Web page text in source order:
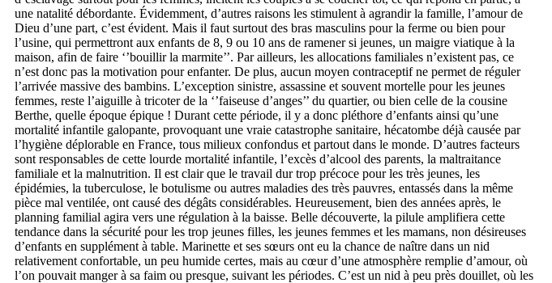
une natalité débordante. Évidemment, d’autres raisons les stimulent à agrandir la famille, l’amour de
Dieu d’une part, c’est évident. Mais il faut surtout des bras masculins pour la ferme ou bien pour
l’usine, qui permettront aux enfants de 8, 9 ou 10 ans de ramener si jeunes, un maigre viatique à la
maison, afin de faire ‘’bouillir la marmite’’. Par ailleurs, les allocations familiales n’existent pas, ce
n’est donc pas la motivation pour enfanter. De plus, aucun moyen contraceptif ne permet de réguler
l’arrivée massive des bambins. L’exception sinistre, assassine et souvent mortelle pour les jeunes
femmes, reste l’aiguille à tricoter de la ‘’faiseuse d’anges’’ du quartier, ou bien celle de la cousine
Berthe, quelle époque épique ! Durant cette période, il y a donc pléthore d’enfants ainsi qu’une
mortalité infantile galopante, provoquant une vraie catastrophe sanitaire, hécatombe déjà causée par
l’hygiène déplorable en France, tous milieux confondus et partout dans le monde. D’autres facteurs
sont responsables de cette lourde mortalité infantile, l’excès d’alcool des parents, la maltraitance
familiale et la malnutrition. Il est clair que le travail dur trop précoce pour les très jeunes, les
épidémies, la tuberculose, le botulisme ou autres maladies des très pauvres, entassés dans la même
pièce mal ventilée, ont causé des dégâts considérables. Heureusement, bien des années après, le
planning familial agira vers une régulation à la baisse. Belle découverte, la pilule amplifiera cette
tendance dans la sécurité pour les trop jeunes filles, les jeunes femmes et les mamans, non désireuses
d’enfants en supplément à table. Marinette et ses sœurs ont eu la chance de naître dans un nid
relativement confortable, un peu humide certes, mais au cœur d’une atmosphère remplie d’amour, où
l’on pouvait manger à sa faim ou presque, suivant les périodes. C’est un nid à peu près douillet, où les